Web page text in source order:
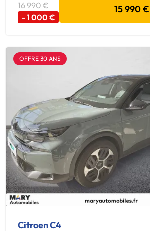
16 990 €
- 1 000 €
15 990 €
OFFRE 30 ANS
Citroen C4